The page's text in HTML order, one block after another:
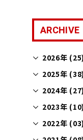
ARCHIVE
2026年 (25)
2025年 (38)
2024年 (27)
2023年 (10)
2022年 (03)